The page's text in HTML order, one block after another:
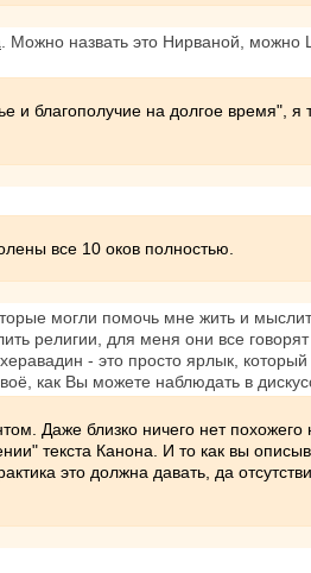
. Можно назвать это Нирваной, можно
и благополучие на долгое
все 10 оков полностью.
могли помочь мне жить и
религии, для меня они все
- это просто ярлык,
как Вы можете наблюдать в
Даже близко ничего нет
текста Канона. И то как вы
это должна давать, да